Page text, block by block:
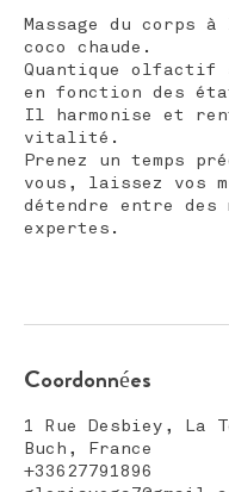
Massage du corps
coco chaude.
Quantique olfactif
en fonction des
Il harmonise et
vitalité.
Prenez un temps
vous, laissez vos
détendre entre des
expertes.
Coordonnées
1 Rue Desbiey, La
Buch, France
+33627791896